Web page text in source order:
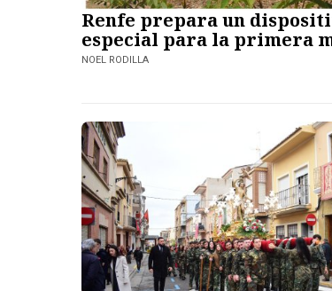
Renfe prepara un
especial para la primera
NOEL RODILLA